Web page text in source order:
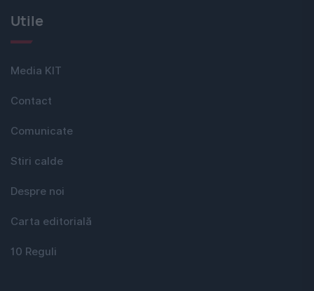
Utile
Media KIT
Contact
Comunicate
Stiri calde
Despre noi
Carta editorială
10 Reguli